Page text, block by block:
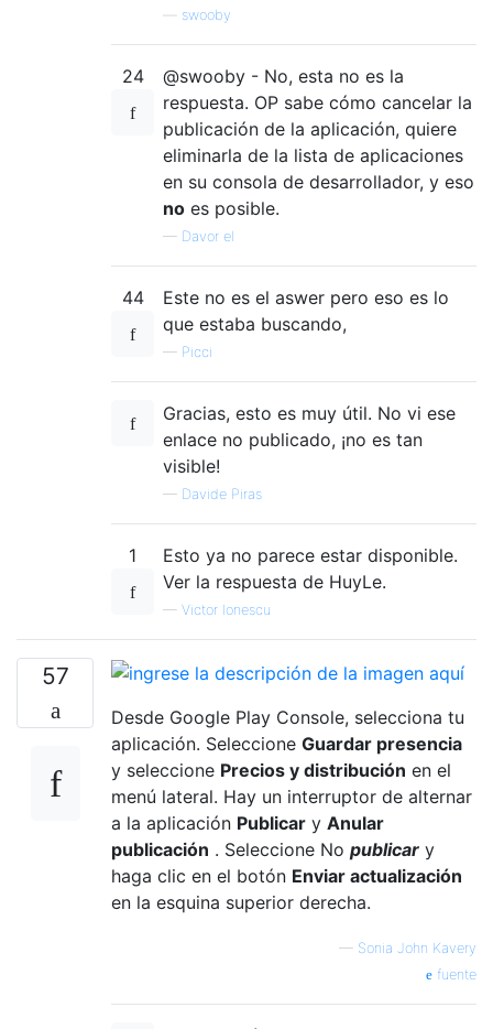
swooby
24
@swooby - No, esta no es la
respuesta. OP sabe cómo cancelar la
publicación de la aplicación, quiere
eliminarla de la lista de aplicaciones
en su consola de desarrollador, y eso
no es posible.
— Davor el
44
Este no es el aswer pero eso es lo
que estaba buscando,
— Picci
Gracias, esto es muy útil. No vi ese
enlace no publicado, ¡no es tan
visible!
— Davide Piras
1
Esto ya no parece estar disponible.
Ver la respuesta de HuyLe.
— Victor Ionescu
57
Desde Google Play Console, selecciona tu
aplicación. Seleccione Guardar presencia
y seleccione Precios y distribución en el
menú lateral. Hay un interruptor de alternar
a la aplicación Publicar y Anular
publicación . Seleccione No publicar y
haga clic en el botón Enviar actualización
en la esquina superior derecha.
— Sonia John Kavery
fuente